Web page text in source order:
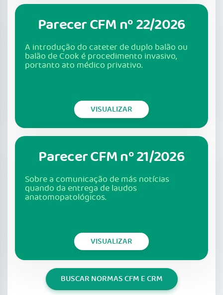
Parecer CFM nº 22/2026
A introdução do cateter de duplo balão ou
balão de Cook é procedimento invasivo,
portanto ato médico privativo.
VISUALIZAR
Parecer CFM nº 21/2026
Sobre a comunicação de más notícias
quando da entrega de laudos
anatomopatológicos.
VISUALIZAR
BUSCAR NORMAS CFM E CRM